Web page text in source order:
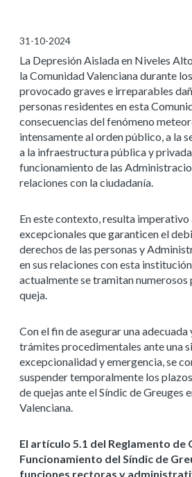
31-10-2024
La Depresión Aislada en Niveles
la Comunidad Valenciana durante
provocado graves e irreparables
personas residentes en esta
consecuencias del fenómeno
intensamente al orden público, a la
a la infraestructura pública y
funcionamiento de las
relaciones con la ciudadanía.
En este contexto, resulta
excepcionales que garanticen el
derechos de las personas y
en sus relaciones con esta
actualmente se tramitan
queja.
Con el fin de asegurar una
trámites procedimentales ante una
excepcionalidad y emergencia, se
suspender temporalmente los
de quejas ante el Síndic de Greuges
Valenciana.
El artículo 5.1 del Reglamento de
Funcionamiento del Síndic de
funciones rectoras y